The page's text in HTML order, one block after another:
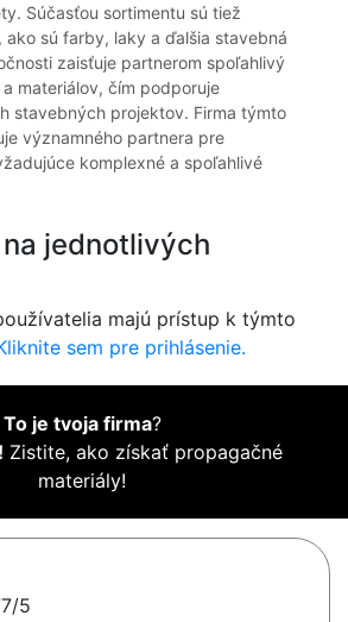
Súčasťou sortimentu sú tiež
sú farby, laky a ďalšia stavebná
zaisťuje partnerom spoľahlivý
materiálov, čím podporuje
stavebných projektov. Firma týmto
významného partnera pre
komplexné a spoľahlivé
jednotlivých
majú prístup k týmto
sem pre prihlásenie.
To je tvoja firma?
Zistite, ako získať propagačné
materiály!
5